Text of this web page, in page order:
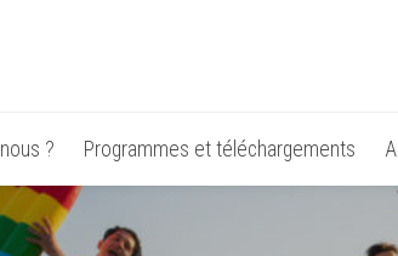
? Programmes et téléchargements